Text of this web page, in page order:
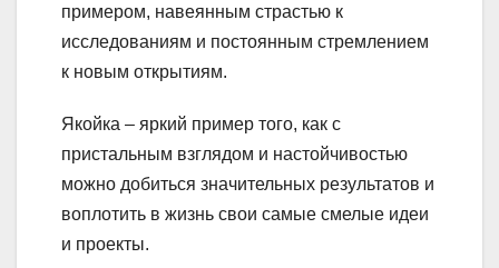
примером, навеянным страстью к
исследованиям и постоянным стремлением
к новым открытиям.
Якойка – яркий пример того, как с
пристальным взглядом и настойчивостью
можно добиться значительных результатов и
воплотить в жизнь свои самые смелые идеи
и проекты.